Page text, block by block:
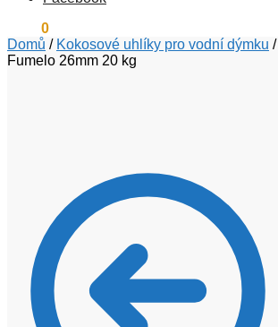
0
Domů / Kokosové uhlíky pro vodní dýmku /
Fumelo 26mm 20 kg